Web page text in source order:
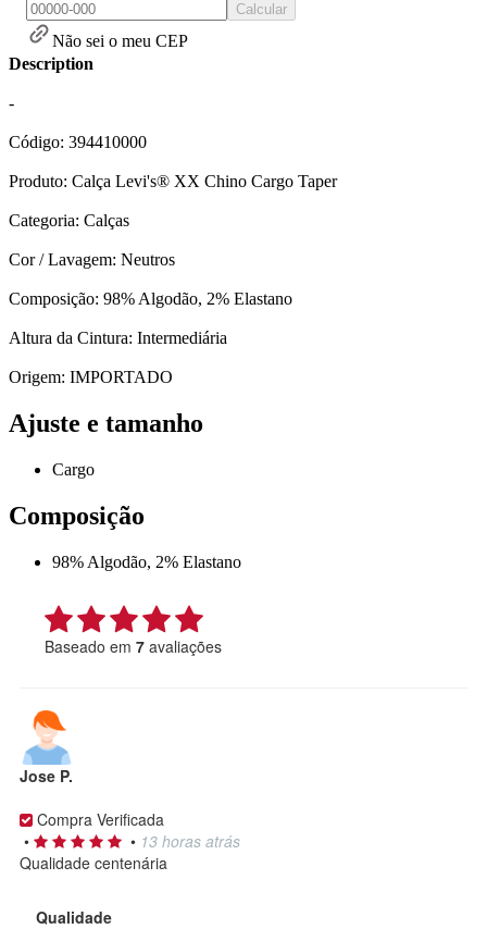
Calcular
Não sei o meu CEP
Description
-
Código: 394410000
Produto: Calça Levi's® XX Chino Cargo Taper
Categoria: Calças
Cor / Lavagem: Neutros
Composição: 98% Algodão, 2% Elastano
Altura da Cintura: Intermediária
Origem: IMPORTADO
Ajuste e tamanho
Cargo
Composição
98% Algodão, 2% Elastano
Baseado em 7 avaliações
Jose P.
Compra Verificada
•
• 13 horas atrás
Qualidade centenária
Qualidade